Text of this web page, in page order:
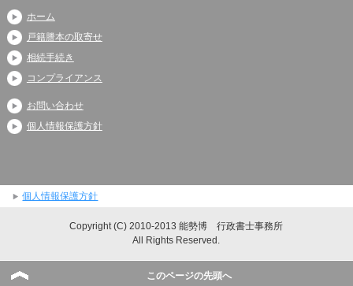
ホーム
戸籍謄本の取寄せ
相続手続き
コンプライアンス
お問い合わせ
個人情報保護方針
個人情報保護方針
Copyright (C) 2010-2013 能勢博 行政書士事務所
All Rights Reserved.
このページの先頭へ